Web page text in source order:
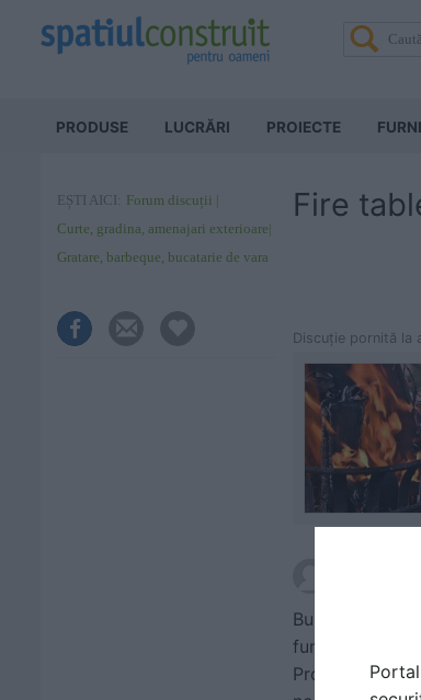
PRODUSE LUCRĂRI PROIECTE
EȘTI AICI:
Forum discuții
Curte, gradina, amenajari exterioare
Gratare, barbeque, bucatarie de vara
Fire
Discuţie pornită la
Buna ziua!
functioneaza
Produsele